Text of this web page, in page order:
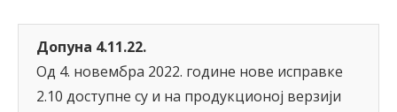
О нама
Претплата
Допуна 4.11.22.
Од 4. новембра 2022. године нове исправке
2.10 доступне су и на продукционој верзији